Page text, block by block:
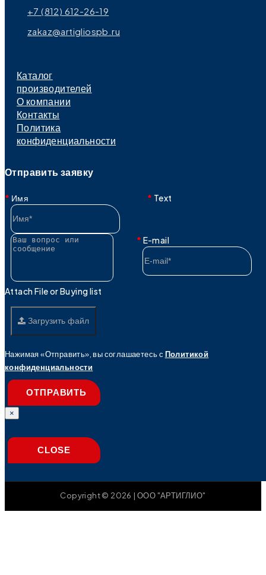
+7 (812) 612-26-19
zakaz@artigliospb.ru
Каталог
производителей
О компании
Контакты
Политика
конфиденциальности
Отправить заявку
Имя
E-mail
Text
Attach File or Buying list
Загрузить файл
Нажимая «Отправить», вы соглашаетесь с Политикой
конфиденциальности
ОТПРАВИТЬ
×
CLOSE
Copyright © 2026 | ООО "АРТИГЛИО"